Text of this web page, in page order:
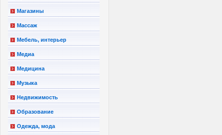
Магазины
Массаж
Мебель, интерьер
Медиа
Медицина
Музыка
Недвижимость
Образование
Одежда, мода